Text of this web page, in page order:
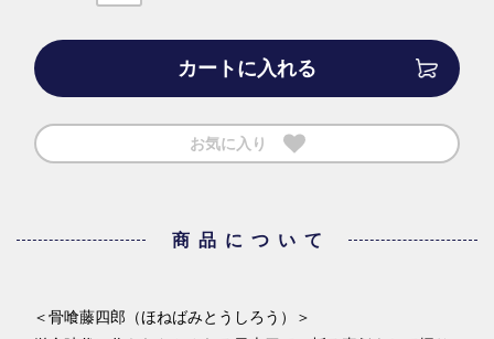
カートに入れる
お気に入り
商品について
＜骨喰藤四郎（ほねばみとうしろう）＞